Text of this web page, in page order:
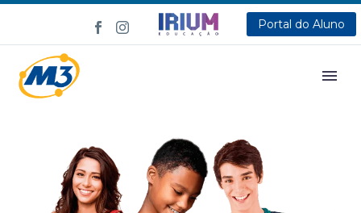
Portal do Aluno